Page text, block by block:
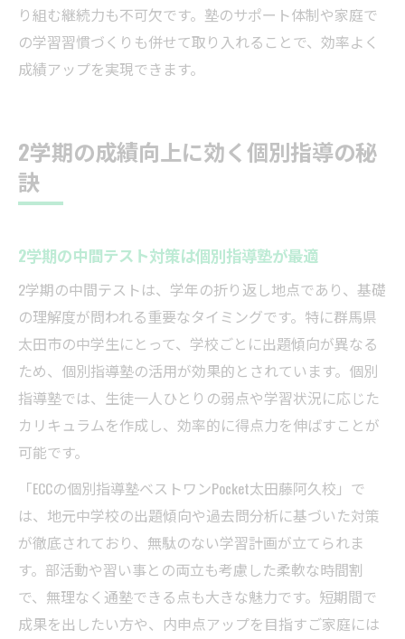
り組む継続力も不可欠です。塾のサポート体制や家庭で
の学習習慣づくりも併せて取り入れることで、効率よく
成績アップを実現できます。
2学期の成績向上に効く個別指導の秘
訣
2学期の中間テスト対策は個別指導塾が最適
2学期の中間テストは、学年の折り返し地点であり、基礎
の理解度が問われる重要なタイミングです。特に群馬県
太田市の中学生にとって、学校ごとに出題傾向が異なる
ため、個別指導塾の活用が効果的とされています。個別
指導塾では、生徒一人ひとりの弱点や学習状況に応じた
カリキュラムを作成し、効率的に得点力を伸ばすことが
可能です。
「ECCの個別指導塾ベストワンPocket太田藤阿久校」で
は、地元中学校の出題傾向や過去問分析に基づいた対策
が徹底されており、無駄のない学習計画が立てられま
す。部活動や習い事との両立も考慮した柔軟な時間割
で、無理なく通塾できる点も大きな魅力です。短期間で
成果を出したい方や、内申点アップを目指すご家庭には